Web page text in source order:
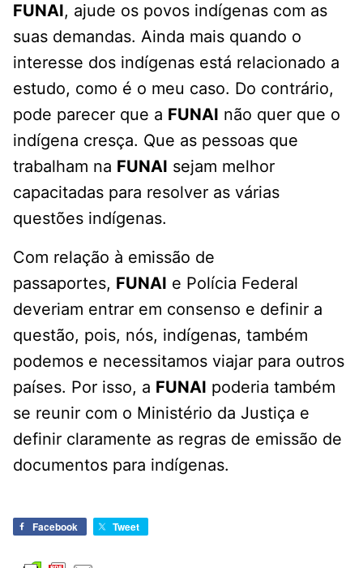
FUNAI, ajude os povos indígenas com as
suas demandas. Ainda mais quando o
interesse dos indígenas está relacionado a
estudo, como é o meu caso. Do contrário,
pode parecer que a FUNAI não quer que o
indígena cresça. Que as pessoas que
trabalham na FUNAI sejam melhor
capacitadas para resolver as várias
questões indígenas.
Com relação à emissão de
passaportes, FUNAI e Polícia Federal
deveriam entrar em consenso e definir a
questão, pois, nós, indígenas, também
podemos e necessitamos viajar para outros
países. Por isso, a FUNAI poderia também
se reunir com o Ministério da Justiça e
definir claramente as regras de emissão de
documentos para indígenas.
Facebook Tweet